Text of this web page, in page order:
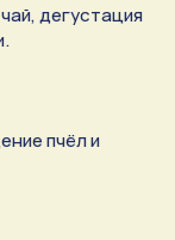
дегустация
пчёл и